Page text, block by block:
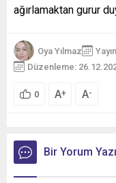
ağırlamaktan gurur
Oya Yılmaz
Düzenleme:
0 A+ A-
Bir Yorum